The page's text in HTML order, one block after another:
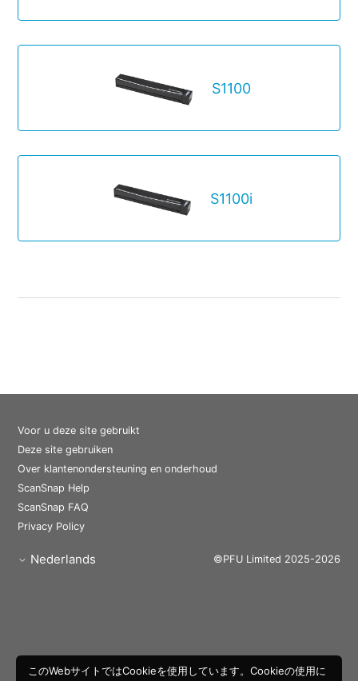
S1100
S1100i
Voor u deze site gebruikt
Deze site gebruiken
Over klantenondersteuning en onderhoud
ScanSnap Help
ScanSnap FAQ
Privacy Policy
Nederlands ©PFU Limited 2025-2026
このWebサイトではCookieを使用しています。Cookieの使用に